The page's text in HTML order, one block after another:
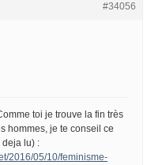
#34056
toi je trouve la fin très
hommes, je te conseil ce
deja lu) :
2016/05/10/feminisme-